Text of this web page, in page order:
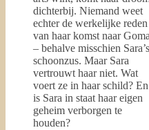
dichterbij. Niemand weet
echter de werkelijke reden
van haar komst naar Goma
– behalve misschien Sara’s
schoonzus. Maar Sara
vertrouwt haar niet. Wat
voert ze in haar schild? En
is Sara in staat haar eigen
geheim verborgen te
houden?